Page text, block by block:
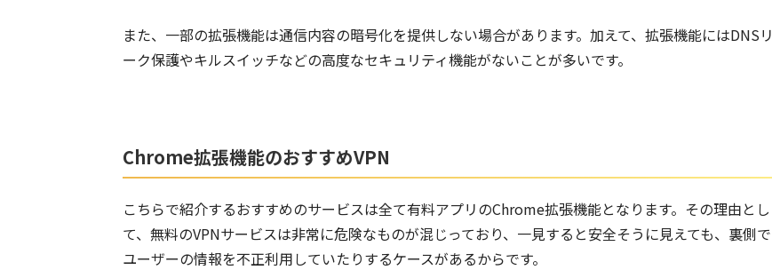
また、一部の拡張機能は通信内容の暗号化を提供しない場合があります。加えて、拡張機能にはDNSリ
ーク保護やキルスイッチなどの高度なセキュリティ機能がないことが多いです。
Chrome拡張機能のおすすめVPN
こちらで紹介するおすすめのサービスは全て有料アプリのChrome拡張機能となります。その理由とし
て、無料のVPNサービスは非常に危険なものが混じっており、一見すると安全そうに見えても、裏側で
ユーザーの情報を不正利用していたりするケースがあるからです。